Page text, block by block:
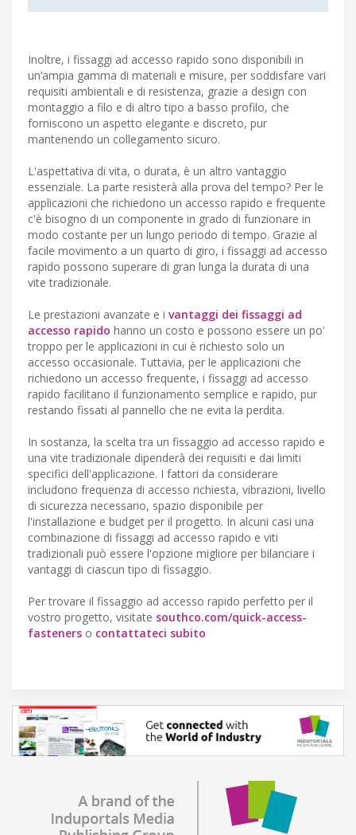
Inoltre, i fissaggi ad accesso rapido sono disponibili in
un’ampia gamma di materiali e misure, per soddisfare vari
requisiti ambientali e di resistenza, grazie a design con
montaggio a filo e di altro tipo a basso profilo, che
forniscono un aspetto elegante e discreto, pur
mantenendo un collegamento sicuro.
L'aspettativa di vita, o durata, è un altro vantaggio
essenziale. La parte resisterà alla prova del tempo? Per le
applicazioni che richiedono un accesso rapido e frequente
c'è bisogno di un componente in grado di funzionare in
modo costante per un lungo periodo di tempo. Grazie al
facile movimento a un quarto di giro, i fissaggi ad accesso
rapido possono superare di gran lunga la durata di una
vite tradizionale.
Le prestazioni avanzate e i vantaggi dei fissaggi ad
accesso rapido hanno un costo e possono essere un po'
troppo per le applicazioni in cui è richiesto solo un
accesso occasionale. Tuttavia, per le applicazioni che
richiedono un accesso frequente, i fissaggi ad accesso
rapido facilitano il funzionamento semplice e rapido, pur
restando fissati al pannello che ne evita la perdita.
In sostanza, la scelta tra un fissaggio ad accesso rapido e
una vite tradizionale dipenderà dei requisiti e dai limiti
specifici dell'applicazione. I fattori da considerare
includono frequenza di accesso richiesta, vibrazioni, livello
di sicurezza necessario, spazio disponibile per
l'installazione e budget per il progetto. In alcuni casi una
combinazione di fissaggi ad accesso rapido e viti
tradizionali può essere l'opzione migliore per bilanciare i
vantaggi di ciascun tipo di fissaggio.
Per trovare il fissaggio ad accesso rapido perfetto per il
vostro progetto, visitate southco.com/quick-access-
fasteners o contattateci subito